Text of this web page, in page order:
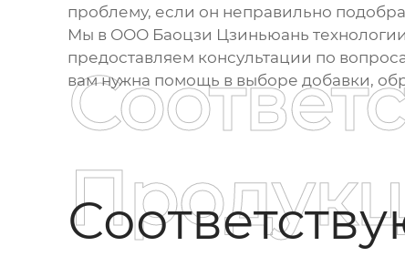
проблему, если он неправильно
Мы в ООО Баоцзи Цзиньюань
предоставляем консультации по
вам нужна помощь в выборе добавки,